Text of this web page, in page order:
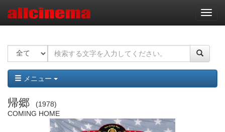
ナ
ビ
ー
ョ
ン
メニュー
帰郷
1978
COMING HOME